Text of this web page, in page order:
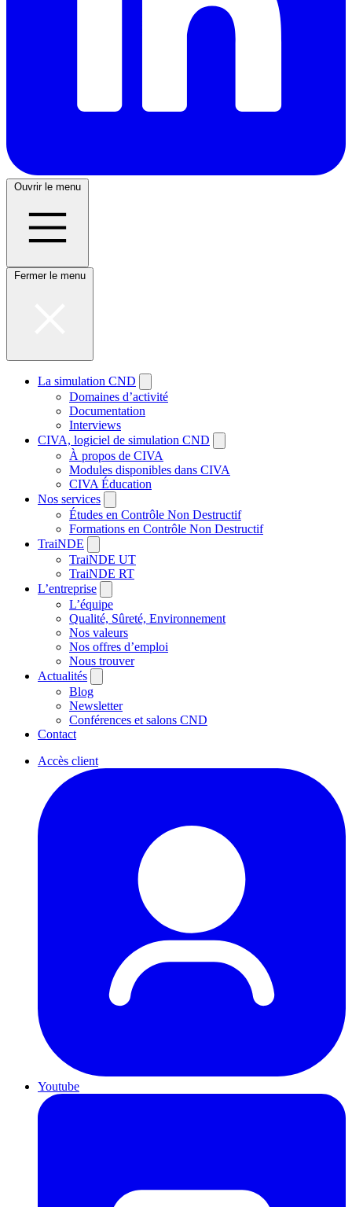
Ouvrir le menu
Fermer le menu
La simulation CND
Domaines d’activité
Documentation
Interviews
CIVA, logiciel de simulation CND
À propos de CIVA
Modules disponibles dans CIVA
CIVA Éducation
Nos services
Études en Contrôle Non Destructif
Formations en Contrôle Non Destructif
TraiNDE
TraiNDE UT
TraiNDE RT
L’entreprise
L’équipe
Qualité, Sûreté, Environnement
Nos valeurs
Nos offres d’emploi
Nous trouver
Actualités
Blog
Newsletter
Conférences et salons CND
Contact
Accès client
Youtube